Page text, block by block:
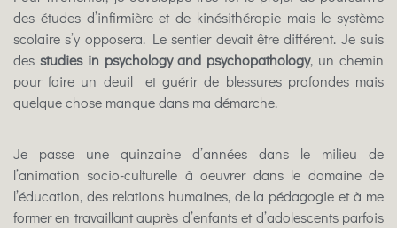
des études d’infirmière et de kinésithérapie mais le système
scolaire s’y opposera. Le sentier devait être différent. Je suis
des studies in psychology and psychopathology, un chemin
pour faire un deuil et guérir de blessures profondes mais
quelque chose manque dans ma démarche.
Je passe une quinzaine d’années dans le milieu de
l’animation socio-culturelle à oeuvrer dans le domaine de
l’éducation, des relations humaines, de la pédagogie et à me
former en travaillant auprès d’enfants et d’adolescents parfois